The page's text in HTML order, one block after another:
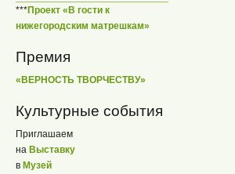
***Проект «В гости к
нижегородским матрешкам»
Премия
«ВЕРНОСТЬ ТВОРЧЕСТВУ»
Культурные события
Приглашаем
на Выставку
в Музей